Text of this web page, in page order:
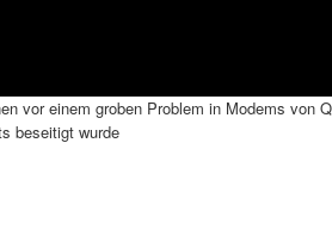
vor einem groben Problem in Modems von
beseitigt wurde